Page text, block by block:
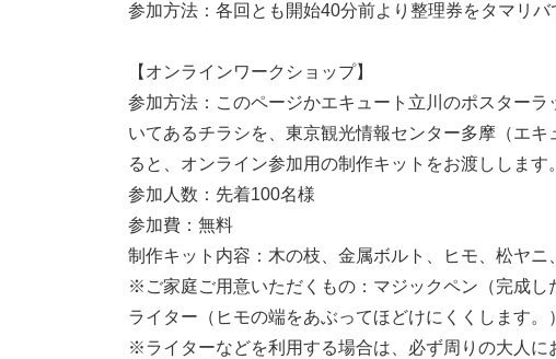
参加方法：各回とも開始40分前より整理券をタマリバ
【オンラインワークショップ】
参加方法：このページかエキュート立川のポスター
いてあるチラシを、東京観光情報センター多摩（エ
ると、オンライン参加用の制作キットをお渡しします。
参加人数：先着100名様
参加費：無料
制作キット内容：木の枝、金属ボルト、ヒモ、松ヤ
※ご家庭ご用意いただくもの：マジックペン（完成し
ライター（ヒモの端をあぶってほどけにくくします。）
※ライターなどを利用する場合は、必ず周りの大人に